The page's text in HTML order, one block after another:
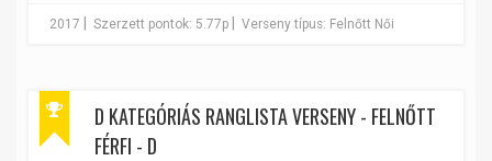
2017 Szerzett pontok: 5.77p Verseny típus: Felnőtt Női
D KATEGÓRIÁS RANGLISTA VERSENY - FELNŐTT
FÉRFI - D